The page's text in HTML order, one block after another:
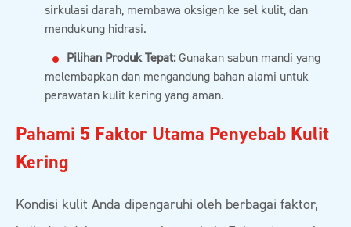
sirkulasi darah, membawa oksigen ke sel kulit, dan
mendukung hidrasi.
Pilihan Produk Tepat:Gunakan sabun mandi yang
melembapkan dan mengandung bahan alami untuk
perawatan kulit kering yang aman.
Pahami 5 Faktor Utama Penyebab Kulit
Kering
Kondisi kulit Anda dipengaruhi oleh berbagai faktor,